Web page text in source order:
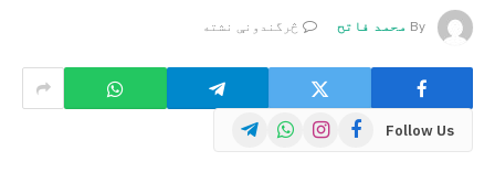
By محمد فاتح څرگندونې نشته
Follow Us
Facebook
Instagram
WhatsApp
Telegram